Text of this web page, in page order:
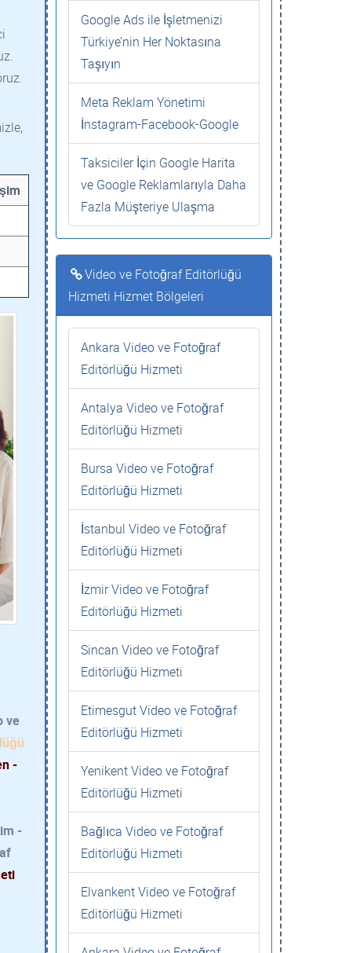
ve
-
-
Google Ads ile İşletmenizi
Türkiye’nin Her Noktasına
Taşıyın
Meta Reklam Yönetimi
İnstagram-Facebook-Google
Taksiciler İçin Google Harita
ve Google Reklamlarıyla Daha
Fazla Müşteriye Ulaşma
Video ve Fotoğraf Editörlüğü
Hizmeti Hizmet Bölgeleri
Ankara Video ve Fotoğraf
Editörlüğü Hizmeti
Antalya Video ve Fotoğraf
Editörlüğü Hizmeti
Bursa Video ve Fotoğraf
Editörlüğü Hizmeti
İstanbul Video ve Fotoğraf
Editörlüğü Hizmeti
İzmir Video ve Fotoğraf
Editörlüğü Hizmeti
Sincan Video ve Fotoğraf
Editörlüğü Hizmeti
Etimesgut Video ve Fotoğraf
Editörlüğü Hizmeti
Yenikent Video ve Fotoğraf
Editörlüğü Hizmeti
Bağlıca Video ve Fotoğraf
Editörlüğü Hizmeti
Elvankent Video ve Fotoğraf
Editörlüğü Hizmeti